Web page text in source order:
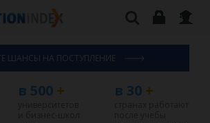
ШАНСЫ НА ПОСТУПЛЕНИЕ
в 500 + в 30+